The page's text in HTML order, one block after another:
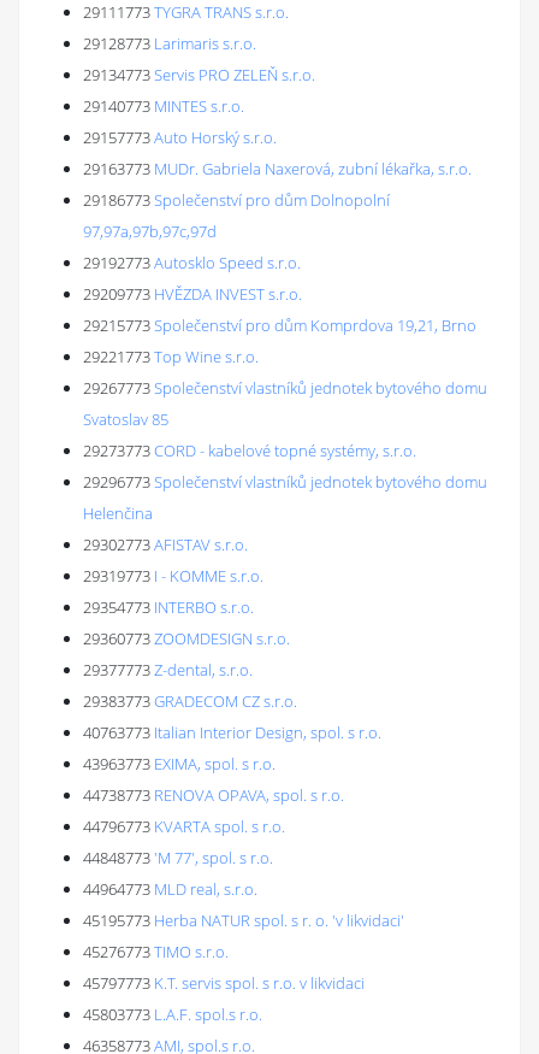
29111773TYGRA TRANS s.r.o.
29128773 Larimaris s.r.o.
29134773Servis PRO ZELEŇ s.r.o.
29140773 MINTES s.r.o.
29157773Auto Horský s.r.o.
29163773 MUDr. Gabriela Naxerová, zubní lékařka, s.r.o.
29186773Společenství pro dům Dolnopolní
97,97a,97b,97c,97d
29192773Autosklo Speed s.r.o.
29209773 HVĚZDA INVEST s.r.o.
29215773Společenství pro dům Komprdova 19,21, Brno
29221773Top Wine s.r.o.
29267773Společenství vlastníků jednotek bytového domu
Svatoslav 85
29273773CORD - kabelové topné systémy, s.r.o.
29296773Společenství vlastníků jednotek bytového domu
Helenčina
29302773AFISTAV s.r.o.
29319773 I - KOMME s.r.o.
29354773 INTERBO s.r.o.
29360773ZOOMDESIGN s.r.o.
29377773Z-dental, s.r.o.
29383773GRADECOM CZ s.r.o.
40763773 Italian Interior Design, spol. s r.o.
43963773 EXIMA, spol. s r.o.
44738773 RENOVA OPAVA, spol. s r.o.
44796773 KVARTA spol. s r.o.
44848773'M 77', spol. s r.o.
44964773 MLD real, s.r.o.
45195773 Herba NATUR spol. s r. o. 'v likvidaci'
45276773TIMO s.r.o.
45797773 K.T. servis spol. s r.o. v likvidaci
45803773 L.A.F. spol.s r.o.
46358773AMI, spol.s r.o.